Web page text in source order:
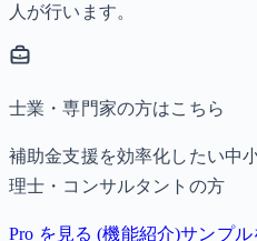
人が行います。
士業・専門家の方はこちら
補助金支援を効率化したい中
理士・コンサルタントの方
Pro を見る (機能紹介)サンプル